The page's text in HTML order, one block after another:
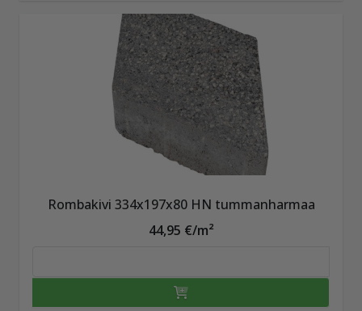
Rombakivi 334x197x80 HN tummanharmaa
44,95 €/m²